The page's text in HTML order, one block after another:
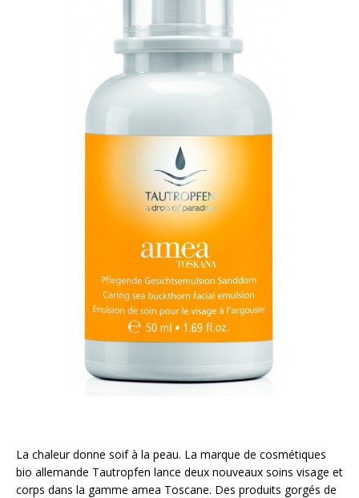
La chaleur donne soif à la peau. La marque de cosmétiques
bio allemande Tautropfen lance deux nouveaux soins visage et
corps dans la gamme amea Toscane. Des produits gorgés de